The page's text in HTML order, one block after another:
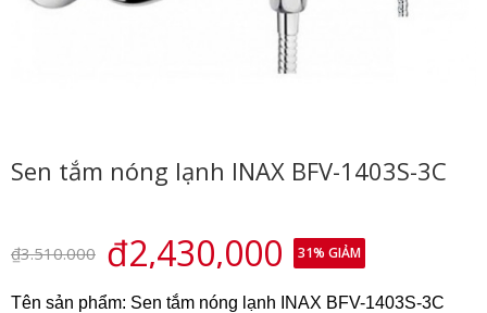
Sen tắm nóng lạnh INAX BFV-1403S-3C
₫3.510.000 ₫2,430,000 31% GIẢM
Tên sản phẩm: Sen tắm nóng lạnh INAX BFV-1403S-3C